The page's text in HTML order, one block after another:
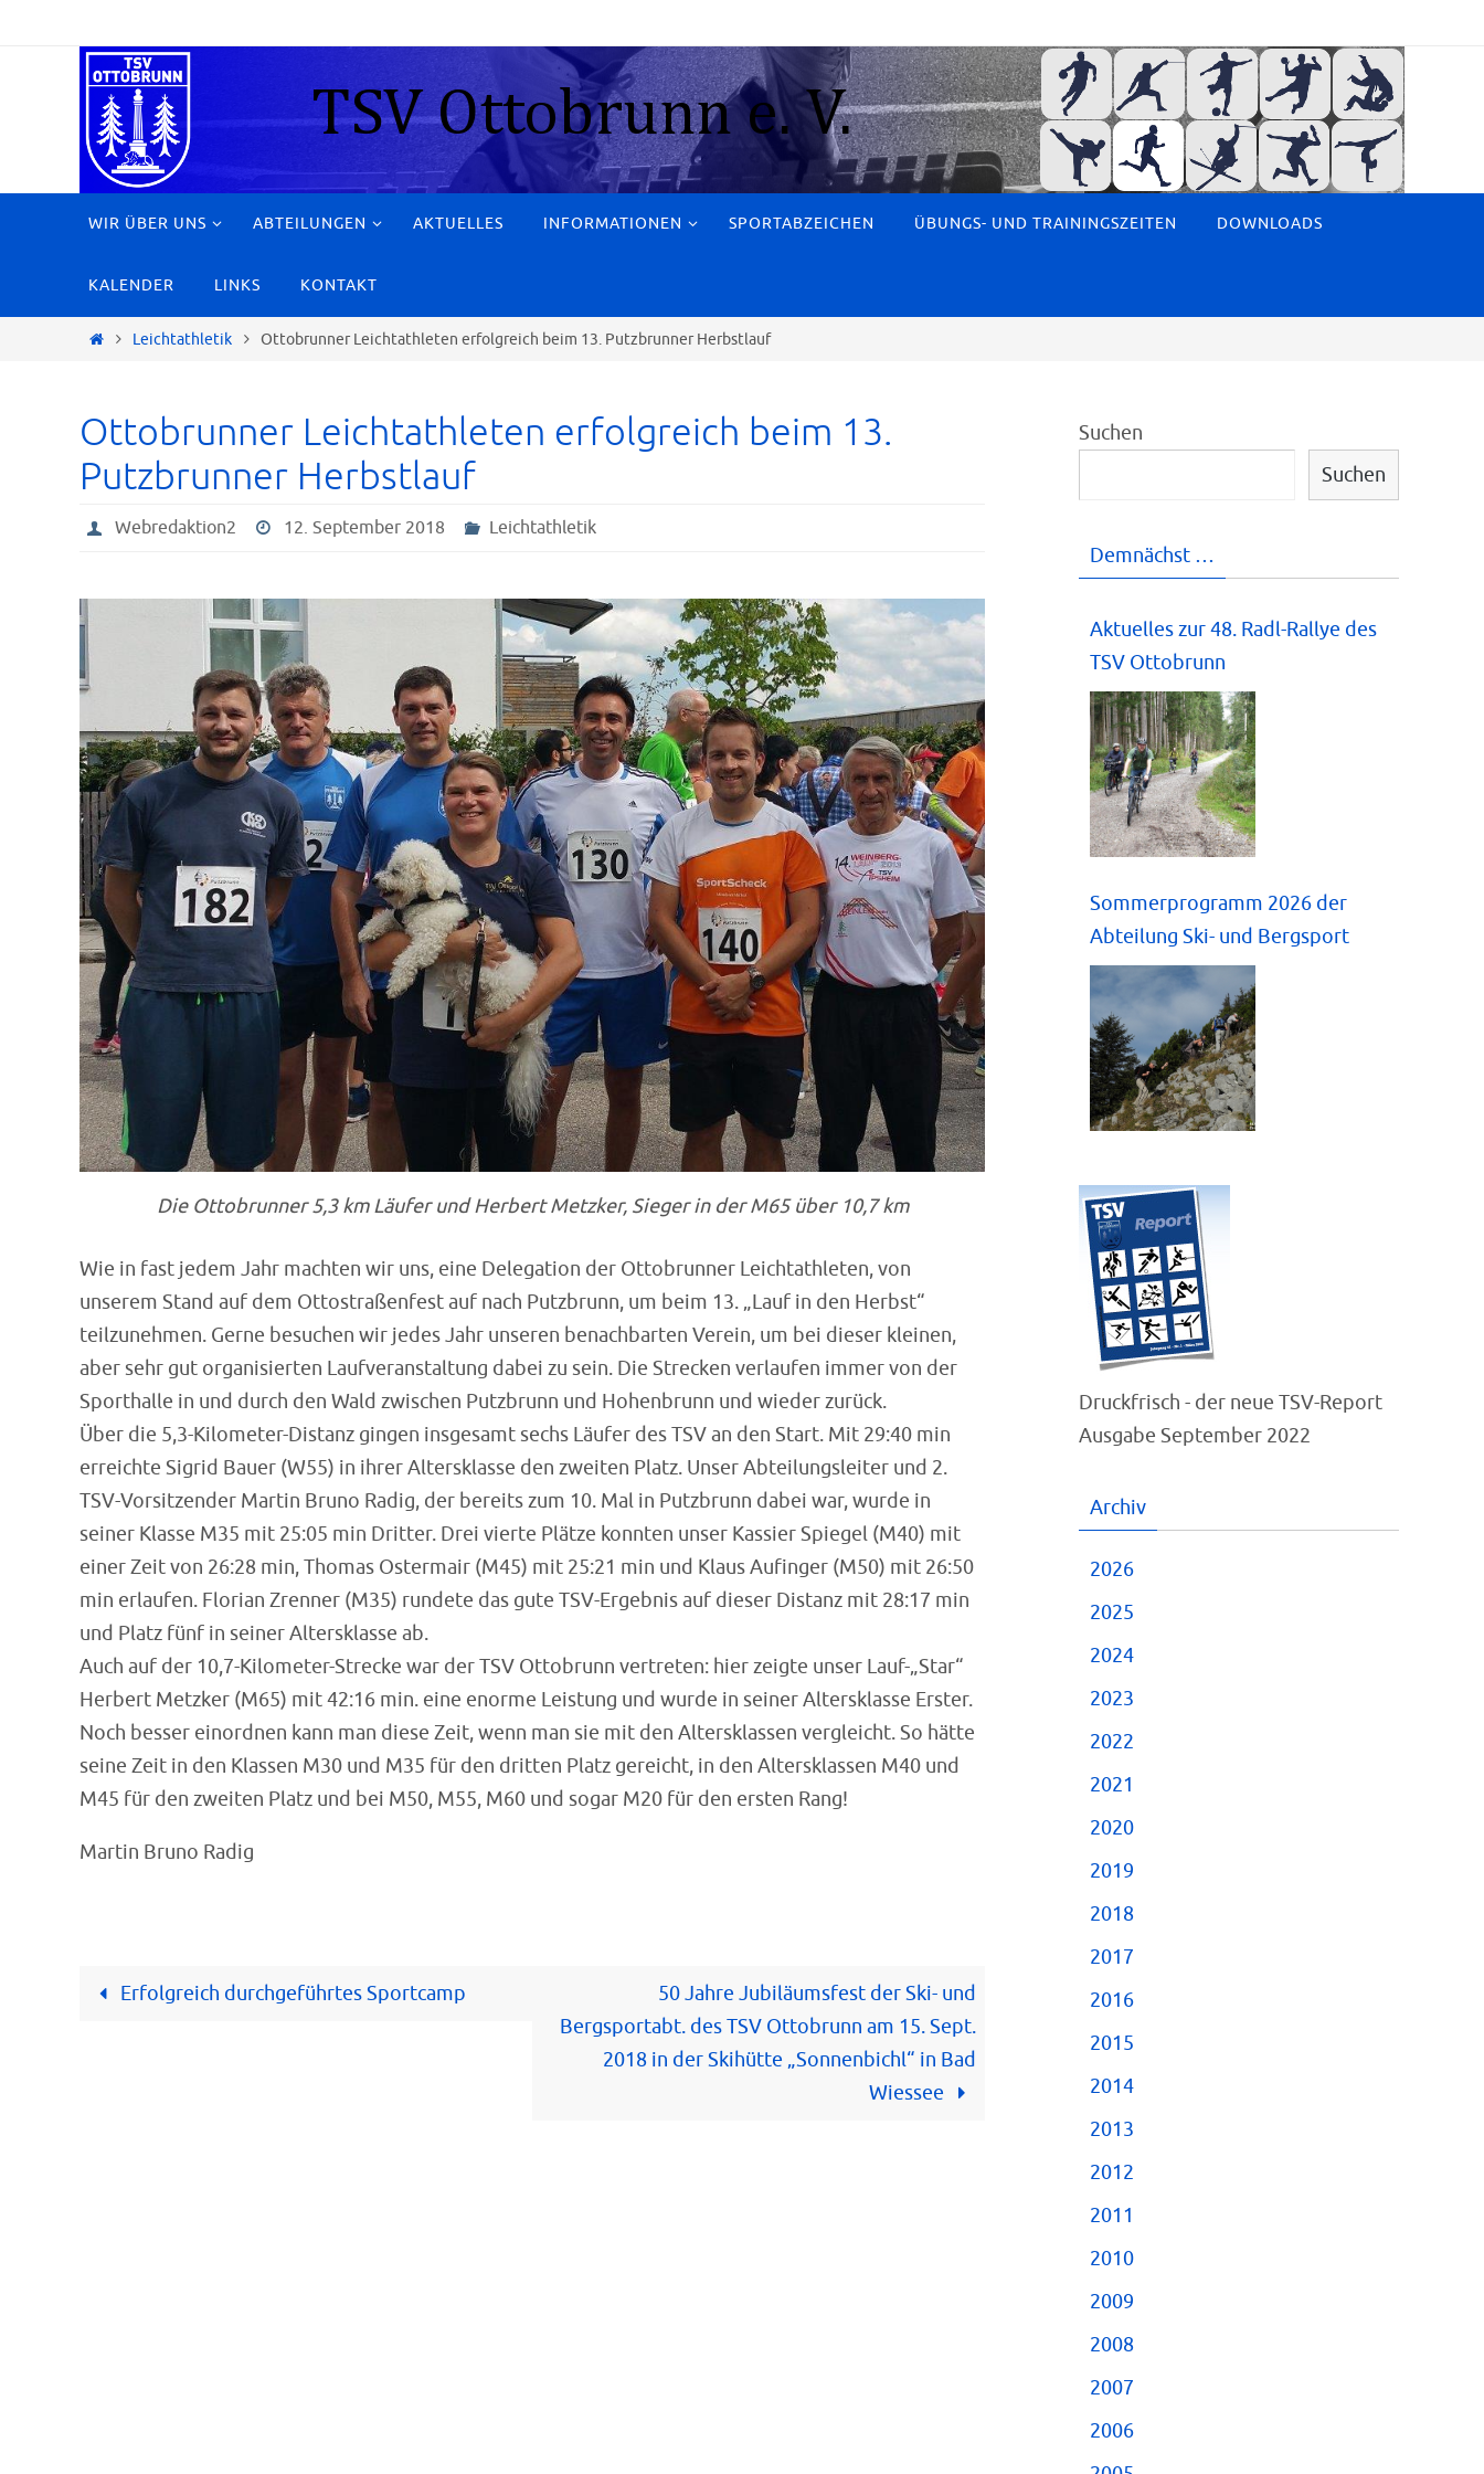
WIR ÜBER UNS ABTEILUNGEN AKTUELLES INFORMATIONEN SPORTABZEICHEN ÜBUNGS- UND TRAININGSZEITEN DOWNLOADS
KALENDER LINKS KONTAKT
StartLeichtathletik Ottobrunner Leichtathleten erfolgreich beim 13. Putzbrunner Herbstlauf
Ottobrunner Leichtathleten erfolgreich beim 13.
Putzbrunner Herbstlauf
Webredaktion2 12. September 2018 Leichtathletik
Die Ottobrunner 5,3 km Läufer und Herbert Metzker, Sieger in der M65 über 10,7 km
Wie in fast jedem Jahr machten wir uns, eine Delegation der Ottobrunner Leichtathleten, von
unserem Stand auf dem Ottostraßenfest auf nach Putzbrunn, um beim 13. „Lauf in den Herbst“
teilzunehmen. Gerne besuchen wir jedes Jahr unseren benachbarten Verein, um bei dieser kleinen,
aber sehr gut organisierten Laufveranstaltung dabei zu sein. Die Strecken verlaufen immer von der
Sporthalle in und durch den Wald zwischen Putzbrunn und Hohenbrunn und wieder zurück.
Über die 5,3-Kilometer-Distanz gingen insgesamt sechs Läufer des TSV an den Start. Mit 29:40 min
erreichte Sigrid Bauer (W55) in ihrer Altersklasse den zweiten Platz. Unser Abteilungsleiter und 2.
TSV-Vorsitzender Martin Bruno Radig, der bereits zum 10. Mal in Putzbrunn dabei war, wurde in
seiner Klasse M35 mit 25:05 min Dritter. Drei vierte Plätze konnten unser Kassier Spiegel (M40) mit
einer Zeit von 26:28 min, Thomas Ostermair (M45) mit 25:21 min und Klaus Aufinger (M50) mit 26:50
min erlaufen. Florian Zrenner (M35) rundete das gute TSV-Ergebnis auf dieser Distanz mit 28:17 min
und Platz fünf in seiner Altersklasse ab.
Auch auf der 10,7-Kilometer-Strecke war der TSV Ottobrunn vertreten: hier zeigte unser Lauf-„Star“
Herbert Metzker (M65) mit 42:16 min. eine enorme Leistung und wurde in seiner Altersklasse Erster.
Noch besser einordnen kann man diese Zeit, wenn man sie mit den Altersklassen vergleicht. So hätte
seine Zeit in den Klassen M30 und M35 für den dritten Platz gereicht, in den Altersklassen M40 und
M45 für den zweiten Platz und bei M50, M55, M60 und sogar M20 für den ersten Rang!
Martin Bruno Radig
Erfolgreich durchgeführtes Sportcamp
50 Jahre Jubiläumsfest der Ski- und
Bergsportabt. des TSV Ottobrunn am 15. Sept.
2018 in der Skihütte „Sonnenbichl“ in Bad
Wiessee
Suchen
Suchen
Demnächst …
Aktuelles zur 48. Radl-Rallye des
TSV Ottobrunn
Sommerprogramm 2026 der
Abteilung Ski- und Bergsport
Druckfrisch - der neue TSV-Report
Ausgabe September 2022
Archiv
2026
2025
2024
2023
2022
2021
2020
2019
2018
2017
2016
2015
2014
2013
2012
2011
2010
2009
2008
2007
2006